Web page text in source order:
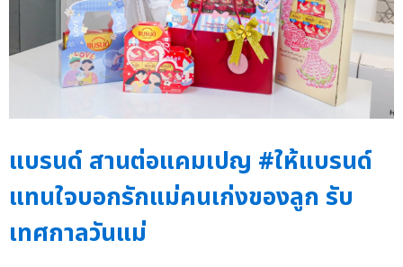
แบรนด์ สานต่อแคมเปญ #ให้แบรนด์
แทนใจบอกรักแม่คนเก่งของลูก รับ
เทศกาลวันแม่